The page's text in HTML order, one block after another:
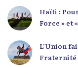
Haïti :
Force » et
L’Union
Fraternité